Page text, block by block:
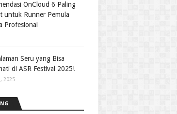
OnCloud 6 Paling
untuk Runner Pemula
Profesional
Seru yang Bisa
di ASR Festival 2025!
2025